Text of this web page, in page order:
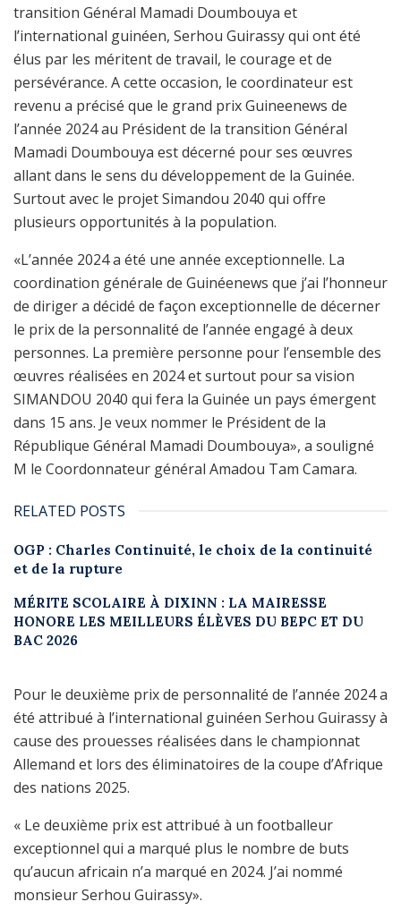
transition Général Mamadi Doumbouya et
l’international guinéen, Serhou Guirassy qui ont été
élus par les méritent de travail, le courage et de
persévérance. A cette occasion, le coordinateur est
revenu a précisé que le grand prix Guineenews de
l’année 2024 au Président de la transition Général
Mamadi Doumbouya est décerné pour ses œuvres
allant dans le sens du développement de la Guinée.
Surtout avec le projet Simandou 2040 qui offre
plusieurs opportunités à la population.
«L’année 2024 a été une année exceptionnelle. La
coordination générale de Guinéenews que j’ai l’honneur
de diriger a décidé de façon exceptionnelle de décerner
le prix de la personnalité de l’année engagé à deux
personnes. La première personne pour l’ensemble des
œuvres réalisées en 2024 et surtout pour sa vision
SIMANDOU 2040 qui fera la Guinée un pays émergent
dans 15 ans. Je veux nommer le Président de la
République Général Mamadi Doumbouya», a souligné
M le Coordonnateur général Amadou Tam Camara.
RELATED POSTS
OGP : Charles Continuité, le choix de la continuité
et de la rupture
MÉRITE SCOLAIRE À DIXINN : LA MAIRESSE
HONORE LES MEILLEURS ÉLÈVES DU BEPC ET DU
BAC 2026
Pour le deuxième prix de personnalité de l’année 2024 a
été attribué à l’international guinéen Serhou Guirassy à
cause des prouesses réalisées dans le championnat
Allemand et lors des éliminatoires de la coupe d’Afrique
des nations 2025.
« Le deuxième prix est attribué à un footballeur
exceptionnel qui a marqué plus le nombre de buts
qu’aucun africain n’a marqué en 2024. J’ai nommé
monsieur Serhou Guirassy».